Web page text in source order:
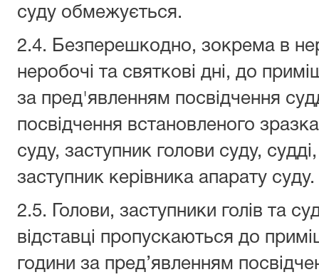
суду обмежується.
2.4. Безперешкодно, зокрема в
неробочі та святкові дні, до
за пред'явленням посвідчення
посвідчення встановленого
суду, заступник голови суду,
заступник керівника апарату суду.
2.5. Голови, заступники голів та
відставці пропускаються до
години за пред’явленням